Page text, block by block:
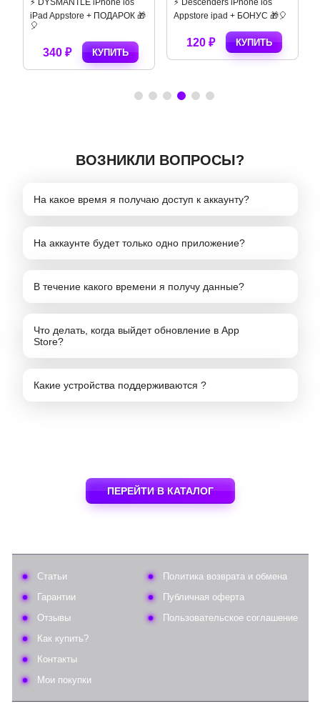
⚡️ DYSMANTLE iPhone ios
iPad Appstore + ПОДАРОК 🎁
🎈
340 ₽ КУПИТЬ
⚡️ Descenders iPhone ios
Appstore ipad + БОНУС 🎁🎈
120 ₽ КУПИТЬ
ВОЗНИКЛИ ВОПРОСЫ?
На какое время я получаю доступ к аккаунту?
На аккаунте будет только одно приложение?
В течение какого времени я получу данные?
Что делать, когда выйдет обновление в App
Store?
Какие устройства поддерживаются ?
ПЕРЕЙТИ В КАТАЛОГ
Статьи
Гарантии
Отзывы
Как купить?
Контакты
Мои покупки
Политика возврата и обмена
Публичная оферта
Пользовательское соглашение